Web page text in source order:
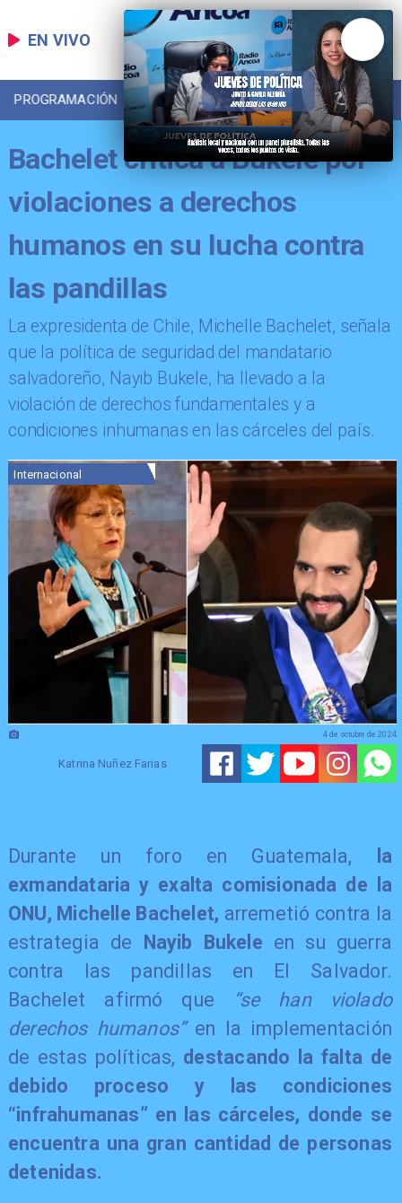
EN VIVO
PROGRAMACIÓN LOCAL DEPORTES
Bachelet critica a Bukele por
violaciones a derechos
humanos en su lucha contra
las pandillas
​La expresidenta de Chile, Michelle Bachelet, señala
que la política de seguridad del mandatario
salvadoreño, Nayib Bukele, ha llevado a la
violación de derechos fundamentales y a
condiciones inhumanas en las cárceles del país.
Internacional
Katrina Nuñez Farias
4 de octubre de 2024
Durante un foro en Guatemala,
la
exmandataria y exalta comisionada de la
ONU, Michelle Bachelet, arremetió contra la
estrategia de Nayib Bukele en su guerra
contra las pandillas en El Salvador.
Bachelet afirmó que
“se han violado
derechos humanos”en la implementación
de estas políticas, destacando la falta de
debido proceso y las condiciones
“infrahumanas” en las cárceles, donde se
encuentra una gran cantidad de personas
detenidas.